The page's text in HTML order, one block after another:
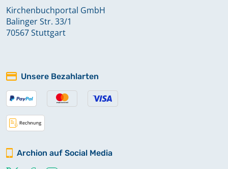
Kirchenbuchportal GmbH
Balinger Str. 33/1
70567 Stuttgart
Unsere Bezahlarten
Archion auf Social Media